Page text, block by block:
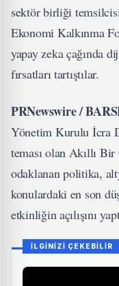
sektör birliği
Ekonomi Kalkınma
yapay zeka çağında
fırsatları tartıştılar.
PRNewswire /
Yönetim Kurulu İcra
teması olan Akıllı
odaklanan politika,
konulardaki en son
etkinliğin açılışını
İLGİNİZİ ÇEKEBİLİR